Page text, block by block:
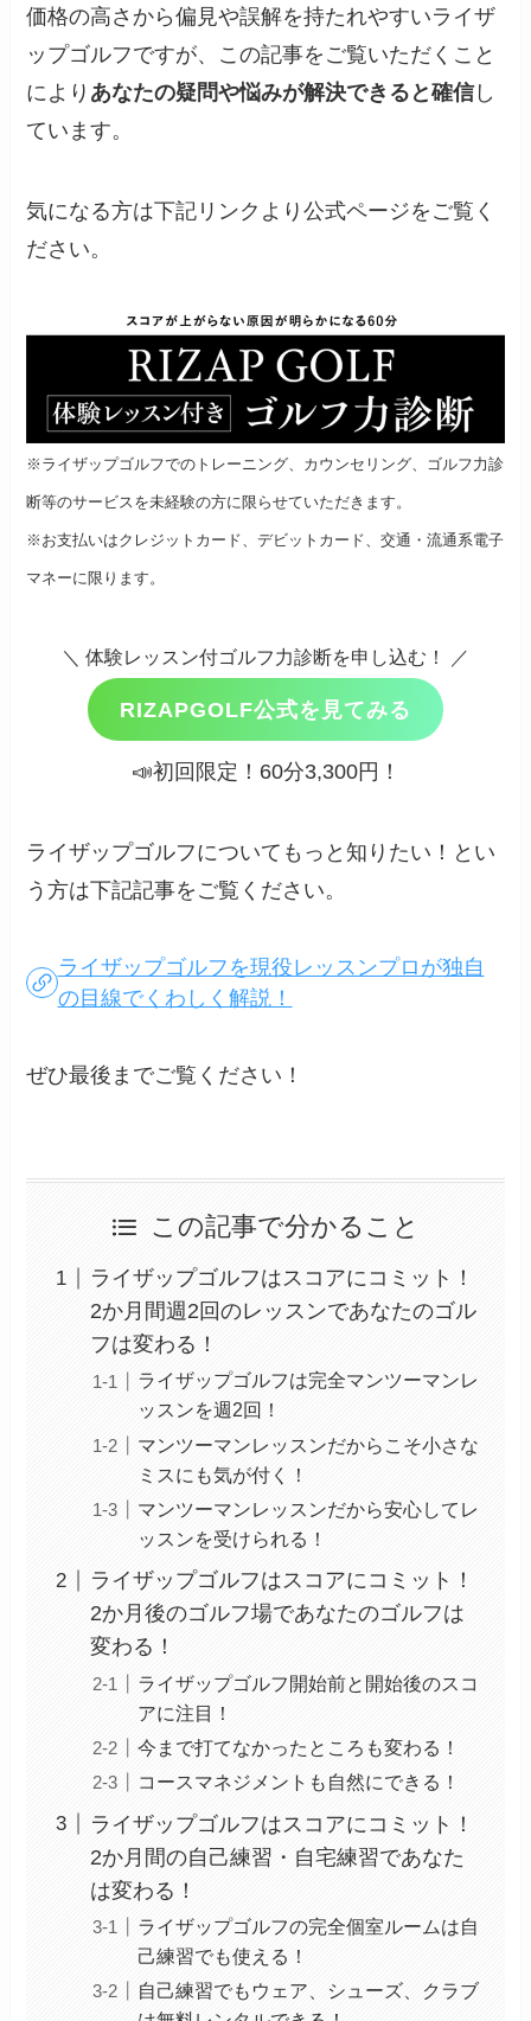
価格の高さから偏見や誤解を持たれやすいライザ
ップゴルフですが、この記事をご覧いただくこと
により あなたの疑問や悩みが解決できると確信し
ています。
気になる方は下記リンクより公式ページをご覧く
ださい。
※ライザップゴルフでのトレーニング、カウンセリング、ゴルフ力診
断等のサービスを未経験の方に限らせていただきます。
※お支払いはクレジットカード、デビットカード、交通・流通系電子
マネーに限ります。
＼ 体験レッスン付ゴルフ力診断を申し込む！ ／
RIZAPGOLF公式を見てみる
📣初回限定！60分3,300円！
ライザップゴルフについてもっと知りたい！とい
う方は下記記事をご覧ください。
ライザップゴルフを現役レッスンプロが独自
の目線でくわしく解説！
ぜひ最後までご覧ください！
この記事で分かること
ライザップゴルフはスコアにコミット！
2か月間週2回のレッスンであなたのゴル
フは変わる！
ライザップゴルフは完全マンツーマンレ
ッスンを週2回！
マンツーマンレッスンだからこそ小さな
ミスにも気が付く！
マンツーマンレッスンだから安心してレ
ッスンを受けられる！
ライザップゴルフはスコアにコミット！
2か月後のゴルフ場であなたのゴルフは
変わる！
ライザップゴルフ開始前と開始後のスコ
アに注目！
今まで打てなかったところも変わる！
コースマネジメントも自然にできる！
ライザップゴルフはスコアにコミット！
2か月間の自己練習・自宅練習であなた
は変わる！
ライザップゴルフの完全個室ルームは自
己練習でも使える！
自己練習でもウェア、シューズ、クラブ